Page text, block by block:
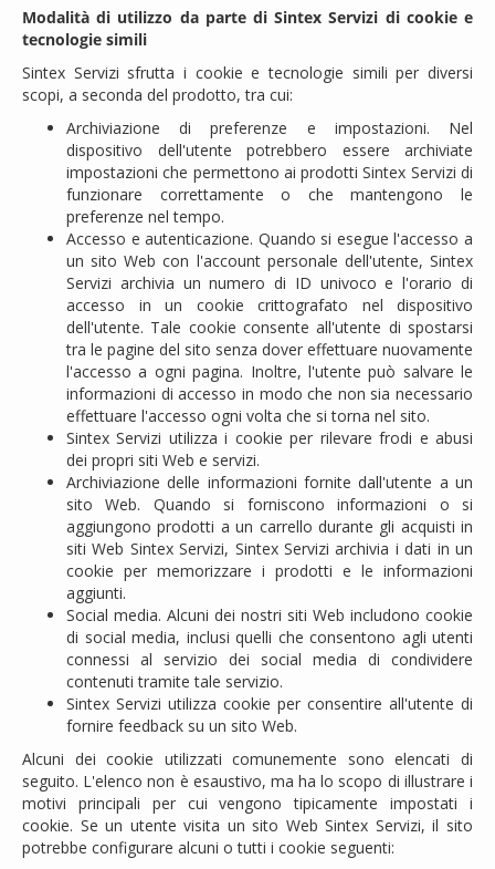
Modalità di utilizzo da parte di Sintex Servizi di cookie e
tecnologie simili
Sintex Servizi sfrutta i cookie e tecnologie simili per diversi
scopi, a seconda del prodotto, tra cui:
Archiviazione di preferenze e impostazioni. Nel
dispositivo dell'utente potrebbero essere archiviate
impostazioni che permettono ai prodotti Sintex Servizi di
funzionare correttamente o che mantengono le
preferenze nel tempo.
Accesso e autenticazione. Quando si esegue l'accesso a
un sito Web con l'account personale dell'utente, Sintex
Servizi archivia un numero di ID univoco e l'orario di
accesso in un cookie crittografato nel dispositivo
dell'utente. Tale cookie consente all'utente di spostarsi
tra le pagine del sito senza dover effettuare nuovamente
l'accesso a ogni pagina. Inoltre, l'utente può salvare le
informazioni di accesso in modo che non sia necessario
effettuare l'accesso ogni volta che si torna nel sito.
Sintex Servizi utilizza i cookie per rilevare frodi e abusi
dei propri siti Web e servizi.
Archiviazione delle informazioni fornite dall'utente a un
sito Web. Quando si forniscono informazioni o si
aggiungono prodotti a un carrello durante gli acquisti in
siti Web Sintex Servizi, Sintex Servizi archivia i dati in un
cookie per memorizzare i prodotti e le informazioni
aggiunti.
Social media. Alcuni dei nostri siti Web includono cookie
di social media, inclusi quelli che consentono agli utenti
connessi al servizio dei social media di condividere
contenuti tramite tale servizio.
Sintex Servizi utilizza cookie per consentire all'utente di
fornire feedback su un sito Web.
Alcuni dei cookie utilizzati comunemente sono elencati di
seguito. L'elenco non è esaustivo, ma ha lo scopo di illustrare i
motivi principali per cui vengono tipicamente impostati i
cookie. Se un utente visita un sito Web Sintex Servizi, il sito
potrebbe configurare alcuni o tutti i cookie seguenti: